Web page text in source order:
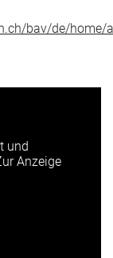
bav/de/home/
und
Anzeige